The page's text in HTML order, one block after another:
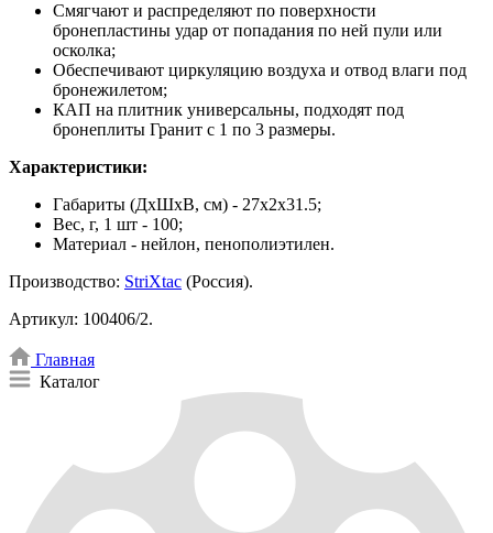
Смягчают и распределяют по поверхности
бронепластины удар от попадания по ней пули или
осколка;
Обеспечивают циркуляцию воздуха и отвод влаги под
бронежилетом;
КАП на плитник универсальны, подходят под
бронеплиты Гранит с 1 по 3 размеры.
Характеристики:
Габариты (ДхШхВ, см) - 27х2х31.5;
Вес, г, 1 шт - 100;
Материал - нейлон, пенополиэтилен.
Производство: StriXtac (Россия).
Артикул: 100406/2.
Главная
Каталог